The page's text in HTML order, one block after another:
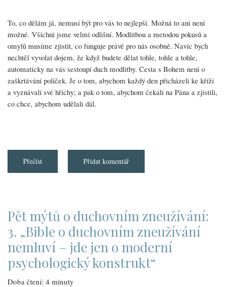
To, co dělám já, nemusí být pro vás to nejlepší. Možná to ani není
možné. Všichni jsme velmi odlišní. Modlitbou a metodou pokusů a
omylů musíme zjistit, co funguje právě pro nás osobně. Navíc bych
nechtěl vyvolat dojem, že když budete dělat tohle, tohle a tohle,
automaticky na vás sestoupí duch modlitby. Cesta s Bohem není o
zaškrtávání políček. Je o tom, abychom každý den přicházeli ke kříži
a vyznávali své hříchy; a pak o tom, abychom čekali na Pána a zjistili,
co chce, abychom udělali dál.
Přečíst
o
Přidat komentář
Pět mýtů o duchovním zneužívání:
3. „Bible o duchovním zneužívání
nemluví – jde jen o moderní
psychologický konstrukt“
Doba čtení: 4 minuty